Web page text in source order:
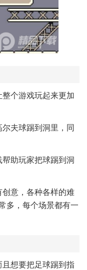
个游戏玩起来更加
夫球踢到洞里，同
助玩家把球踢到洞
意，各种各样的难
多，每个场景都有一
想要把足球踢到指